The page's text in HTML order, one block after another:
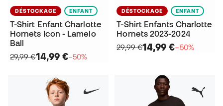
DÉSTOCKAGE ENFANT
T-Shirt Enfant Charlotte
Hornets Icon - Lamelo
Ball
29,99 €14,99 €−50%
DÉSTOCKAGE ENFANT
T-Shirt Enfants Charlotte
Hornets 2023-2024
29,99 €14,99 €−50%